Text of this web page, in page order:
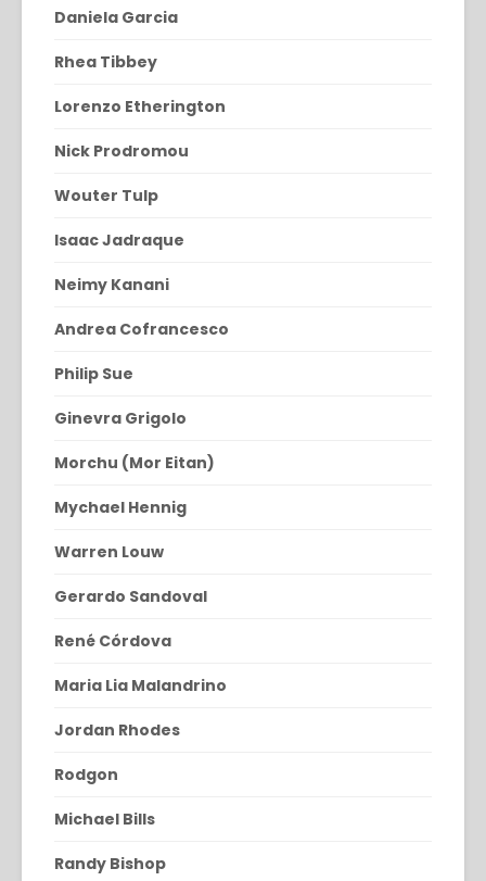
Daniela Garcia
Rhea Tibbey
Lorenzo Etherington
Nick Prodromou
Wouter Tulp
Isaac Jadraque
Neimy Kanani
Andrea Cofrancesco
Philip Sue
Ginevra Grigolo
Morchu (Mor Eitan)
Mychael Hennig
Warren Louw
Gerardo Sandoval
René Córdova
Maria Lia Malandrino
Jordan Rhodes
Rodgon
Michael Bills
Randy Bishop